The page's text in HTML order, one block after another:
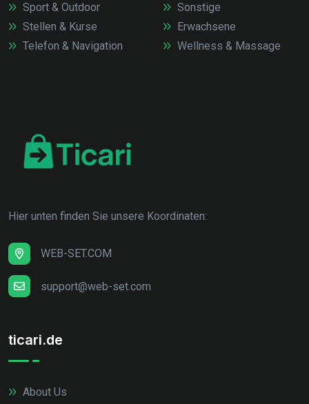
Sport & Outdoor
Stellen & Kurse
Telefon & Navigation
Sonstige
Erwachsene
Wellness & Massage
Hier unten finden Sie unsere Koordinaten:
WEB-SET.COM
support@web-set.com
ticari.de
About Us